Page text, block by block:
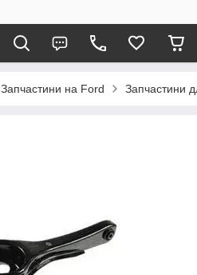
Запчастини на Ford Запчастини